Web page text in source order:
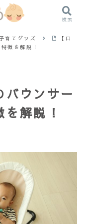
育てグッズ
【口
徴を解説！
バウンサー
解説！
検索